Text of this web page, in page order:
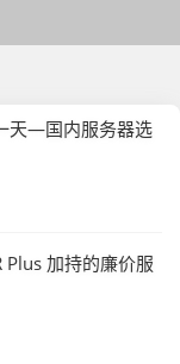
天—国内服务器选
Plus 加持的廉价服